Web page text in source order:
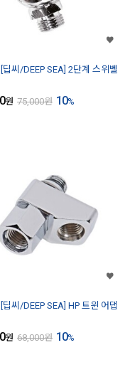
[딥씨/DEEP SEA] 2단계 스위벨
원 75,000원 10%
[딥씨/DEEP SEA] HP 트윈 어댑
원 68,000원 10%